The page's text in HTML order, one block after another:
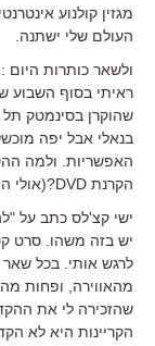
מגזין קולנוע
העולם שלי ישתנה.
ולשאר כותרות היום :
ראיתי בסוף השבוע
שהוקרן בסינמטק
בנאלי אבל יפה
הקרנת DVD?(אולי הייתי מוותר על התענוג).
ישי קצ'לס כתב על
יש בזה משהו. סרט
לרגש אותי. בכל שאר
מהאווירה, ופחות
שהזכירה לי את
הקריינות היא לא